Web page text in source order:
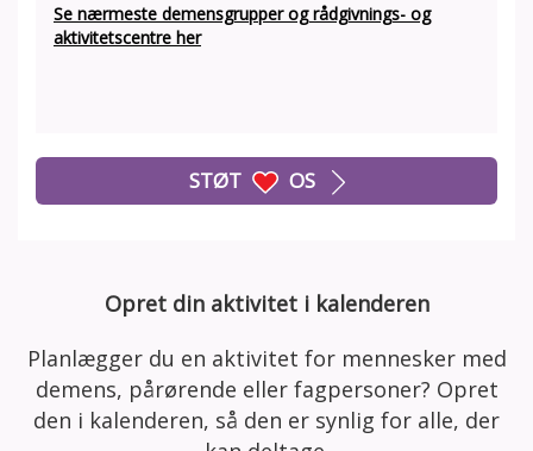
Se nærmeste demensgrupper og rådgivnings- og
aktivitetscentre her
STØT OS
Opret din aktivitet i kalenderen
Planlægger du en aktivitet for mennesker med
demens, pårørende eller fagpersoner? Opret
den i kalenderen, så den er synlig for alle, der